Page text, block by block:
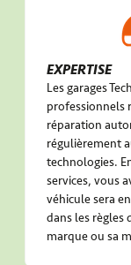
EXPERTISE
Les garages
professionnels
réparation
régulièrement
technologies.
services, vous
véhicule sera
dans les règles
marque ou sa